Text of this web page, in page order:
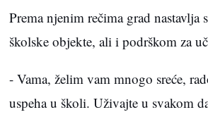
Prema njenim rečima grad nastavlja
školske objekte, ali i podrškom za
- Vama, želim vam mnogo sreće,
uspeha u školi. Uživajte u svakom